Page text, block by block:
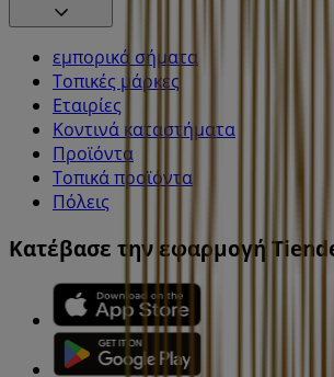
εμπορικά σήματα
Τοπικές μάρκες
Εταιρίες
Κοντινά καταστήματα
Προϊόντα
Τοπικά προϊόντα
Πόλεις
Κατέβασε την εφαρμογή